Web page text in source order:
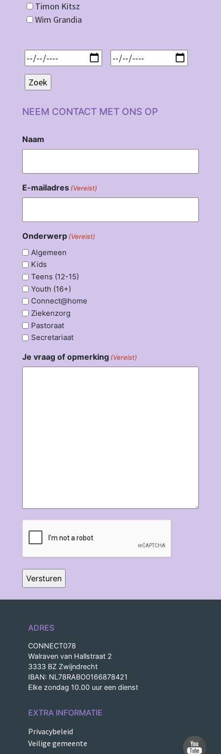
Timon Kitsz
Wim Grandia
NEEM CONTACT MET ONS OP
Naam
E-mailadres (Vereist)
Onderwerp (Vereist)
Algemeen
Kids
Teens (12-15)
Youth (16+)
Connect@home
Ziekenzorg
Pastoraat
Secretariaat
Je vraag of opmerking (Vereist)
ADRES
CONNECT078
Walraven van Hallstraat 2
3333 BZ Zwijndrecht
IBAN: NL78RABO0166878421
Elke zondag 10.00 uur een dienst
EXTRA INFORMATIE
Privacybeleid
Veilige gemeente